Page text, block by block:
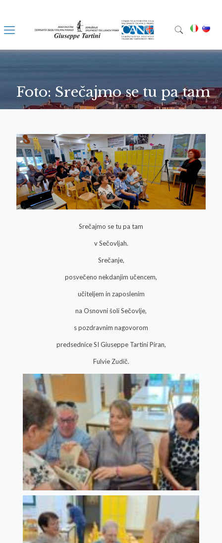
Foto: Srečajmo se tu pa tam
Srečajmo se tu pa tam
v Sečovljah.
Srečanje,
posvečeno nekdanjim učencem,
učiteljem in zaposlenim
na Osnovni šoli Sečovlje,
s pozdravnim nagovorom
predsednice SI Giuseppe Tartini Piran,
Fulvie Zudič.